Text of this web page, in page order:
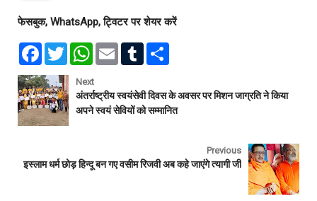
फेसबुक, WhatsApp, ट्विटर पर शेयर करें
F
e
b
o
o
k
T
w
t
t
e
r
W
t
s
A
p
E
l
T
l
r
e
Next
अंतर्राष्ट्रीय स्वयंसेवी दिवस के अवसर पर मिशन जाग्रति ने किया
अपने स्वयं सेवियों को सम्मानित
Previous
इस्लाम धर्म छोड़ हिन्दू बन गए वसीम रिजवी अब कहे जाएंगे त्यागी जी